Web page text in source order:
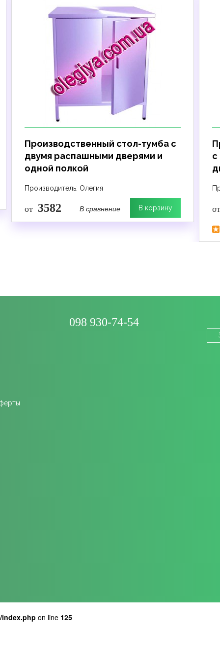
Производственный стол-тумба с
двумя распашными дверями и
одной полкой
Производитель: Олегия
от 3582 В корзину
В сравнение
с
от
098 930-74-54
index.php on line 125